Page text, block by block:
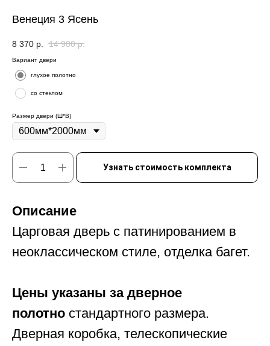
Венеция 3 Ясень
8 370 р. 14 900 р.
Вариант двери
глухое полотно
со стеклом
Размер двери (Ш*В)
Узнать стоимость комплекта
Описание
Царговая дверь с патинированием в
неоклассическом стиле, отделка багет.
Цены указаны за дверное
полотно стандартного размера.
Дверная коробка, телескопические